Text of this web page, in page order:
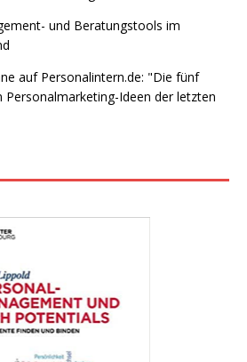
und Beratungstools im
auf Personalintern.de: "Die fünf
Personalmarketing-Ideen der letzten